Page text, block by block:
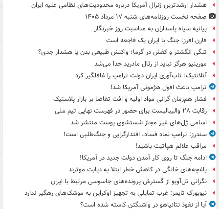
هشدار ارشدترین ژنرال آمریکا درباره محدودیت‌های نظامی علیه ایران
صفحه نخست روزنامه‌های شنبه ۱۷ مرداد ۱۴۰۵
بیانیه سپاه پاسداران به مناسبت روز خبرنگار
فارن افرز: جنگ با ایران یک فاجعه است
تنگی انگشتر و کفش در گرما؛ واکنش طبیعی بدن یا هشدار جدی؟
مورینیو هرگز نباید از رئال مادرید جدا می‌شد
آتلانتیک: تاب‌آوری ایران دولت ترامپ را غافلگیر کرد
ترامپ باعث افول هژمونی آمریکا شد!
فشار هم‌زمان گرانی مواد اولیه و افت تقاضا بر بازار پلاستیک
رقابت ۲۸ والیبالیست برای حضور در فهرست نهایی تیم ملی
اسامی ژل‌های غیر مجاز شستشوی پوست منتشر شد
سندرز: ترامپ نماد فساد، اقتدارگرایی و جنگ‌طلبی است!
مراقب علائم هپاتیت باشید!
ادامه جنگ تا روی کار آمدن دولت جدید در آمریکا!
باغچه‌های خانگی در کاهش خطر ابتلا به دیابت موثرند
نگرانی تل‌آویو از گسترش پرونده‌های جاسوسی مرتبط با ایران
نیویورک تایمز: غرب تمایلی به تجهیز اوکراین به موشک‌های رهگیر ندارد
آیا از نفوذ نتانیاهو در واشنگتن کاسته شده است؟